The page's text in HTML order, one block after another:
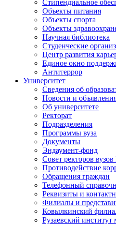
Стипендиальное
Объекты питания
Объекты спорта
Объекты
Научная библиотека
Студенческие
Центр развития
Единое окно
Антитеррор
Университет
Сведения об
Новости и
Об университете
Ректорат
Подразделения
Программы вуза
Документы
Эндаумент-фонд
Совет ректоров
Противодействие
Обращения граждан
Телефонный
Реквизиты и
Филиалы и
Ковылкинский
Рузаевский